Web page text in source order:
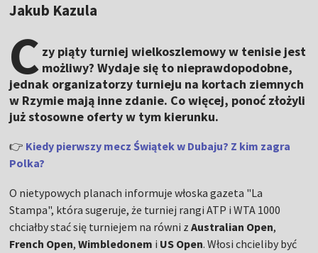
Jakub Kazula
C zy piąty turniej wielkoszlemowy w tenisie jest
możliwy? Wydaje się to nieprawdopodobne,
jednak organizatorzy turnieju na kortach ziemnych
w Rzymie mają inne zdanie. Co więcej, ponoć złożyli
już stosowne oferty w tym kierunku.
👉 Kiedy pierwszy mecz Świątek w Dubaju? Z kim zagra
Polka?
O nietypowych planach informuje włoska gazeta "La
Stampa", która sugeruje, że turniej rangi ATP i WTA 1000
chciałby stać się turniejem na równi zAustralian Open,
French Open,Wimbledonem i US Open. Włosi chcieliby być